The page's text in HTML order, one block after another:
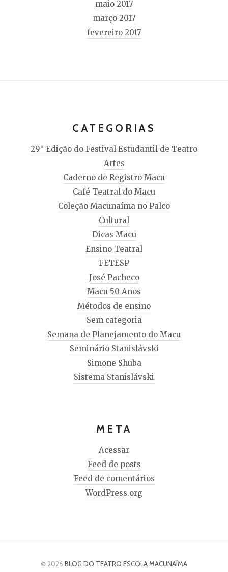
maio 2017
março 2017
fevereiro 2017
CATEGORIAS
29° Edição do Festival Estudantil de Teatro
Artes
Caderno de Registro Macu
Café Teatral do Macu
Coleção Macunaíma no Palco
Cultural
Dicas Macu
Ensino Teatral
FETESP
José Pacheco
Macu 50 Anos
Métodos de ensino
Sem categoria
Semana de Planejamento do Macu
Seminário Stanislávski
Simone Shuba
Sistema Stanislávski
META
Acessar
Feed de posts
Feed de comentários
WordPress.org
© 2026 BLOG DO TEATRO ESCOLA MACUNAÍMA